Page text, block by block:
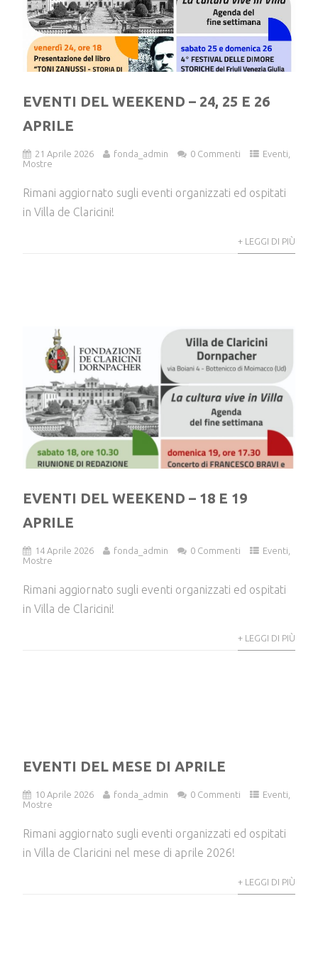
EVENTI DEL WEEKEND – 24, 25 E 26
APRILE
21 Aprile 2026 fonda_admin 0 Commenti Eventi
Mostre
Rimani aggiornato sugli eventi organizzati ed ospitati
in Villa de Claricini!
+ LEGGI DI PIÙ
EVENTI DEL WEEKEND – 18 E 19
APRILE
14 Aprile 2026 fonda_admin 0 Commenti Eventi
Mostre
Rimani aggiornato sugli eventi organizzati ed ospitati
in Villa de Claricini!
+ LEGGI DI PIÙ
EVENTI DEL MESE DI APRILE
10 Aprile 2026 fonda_admin 0 Commenti Eventi
Mostre
Rimani aggiornato sugli eventi organizzati ed ospitati
in Villa de Claricini nel mese di aprile 2026!
+ LEGGI DI PIÙ